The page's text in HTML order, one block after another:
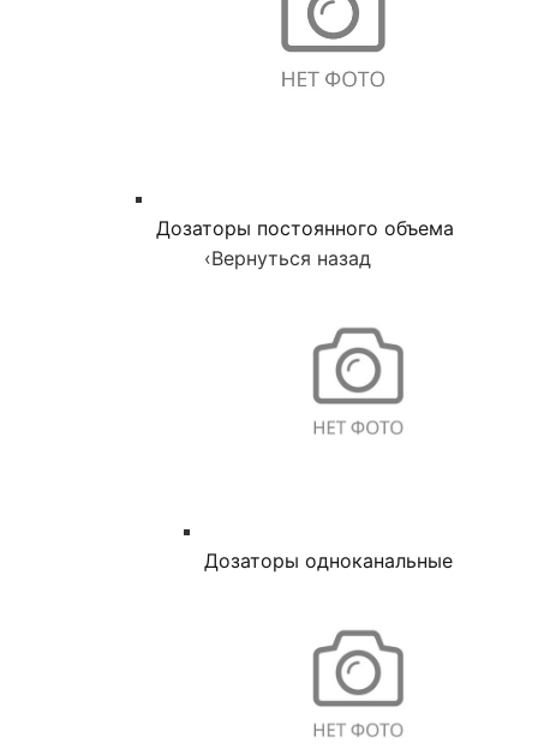
Дозаторы постоянного объема
‹Вернуться назад
Дозаторы одноканальные